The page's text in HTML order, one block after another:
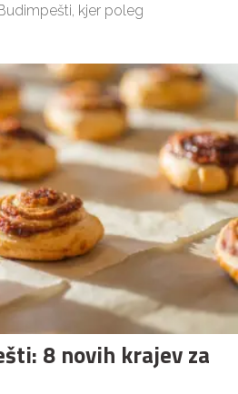
kjer poleg
8 novih krajev za